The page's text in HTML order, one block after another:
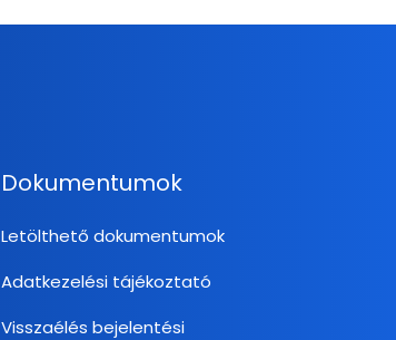
Dokumentumok
Letölthető dokumentumok
Adatkezelési tájékoztató
Visszaélés bejelentési